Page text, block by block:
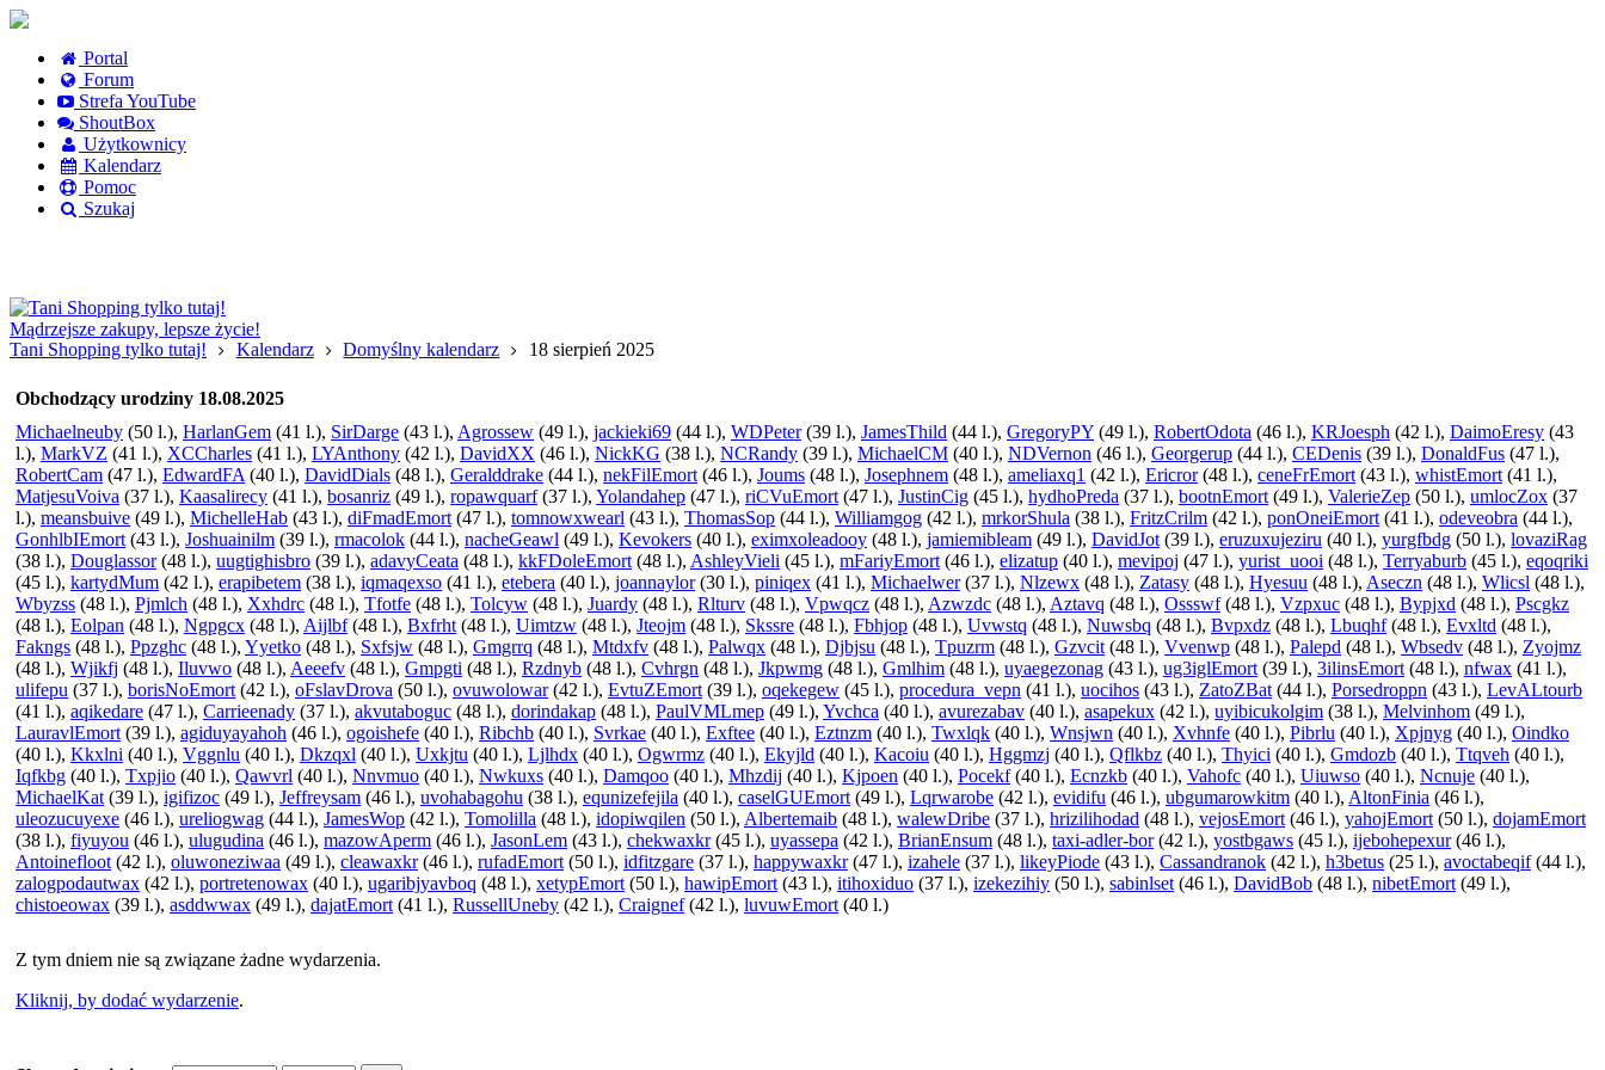
Portal
Forum
Strefa YouTube
ShoutBox
Użytkownicy
Kalendarz
Pomoc
Szukaj
Mądrzejsze zakupy, lepsze życie!
Tani Shopping tylko tutaj!
Kalendarz Domyślny kalendarz 18 sierpień 2025
Obchodzący urodziny 18.08.2025
Michaelneuby (50 l.), HarlanGem (41 l.), SirDarge (43 l.), Agrossew (49 l.), jackieki69 (44 l.), WDPeter(39 l.), JamesThild (44 l.), GregoryPY (49 l.), RobertOdota (46 l.), KRJoesph (42 l.), DaimoEresy (43
l.), MarkVZ (41 l.), XCCharles (41 l.), LYAnthony (42 l.), DavidXX (46 l.), NickKG (38 l.), NCRandy (39 l.), MichaelCM (40 l.), NDVernon (46 l.), Georgerup (44 l.), CEDenis (39 l.), DonaldFus (47 l.),
RobertCam (47 l.), EdwardFA (40 l.), DavidDials (48 l.), Geralddrake (44 l.), nekFilEmort (46 l.), Joums (48 l.), Josephnem (48 l.), ameliaxq1 (42 l.), Ericror(48 l.), ceneFrEmort (43 l.), whistEmort (41 l.),
MatjesuVoiva (37 l.), Kaasalirecy (41 l.), bosanriz (49 l.), ropawquarf(37 l.), Yolandahep (47 l.), riCVuEmort (47 l.), JustinCig (45 l.), hydhoPreda (37 l.), bootnEmort (49 l.), ValerieZep (50 l.), umlocZox (37
l.), meansbuive (49 l.), MichelleHab (43 l.), diFmadEmort (47 l.), tomnowxwearl (43 l.), ThomasSop (44 l.), Williamgog (42 l.), mrkorShula (38 l.), FritzCrilm (42 l.), ponOneiEmort (41 l.), odeveobra (44 l.),
GonhlbIEmort (43 l.), Joshuainilm (39 l.), rmacolok (44 l.), nacheGeawl (49 l.), Kevokers (40 l.), eximxoleadooy (48 l.), jamiemibleam (49 l.), DavidJot (39 l.), eruzuxujeziru (40 l.), yurgfbdg (50 l.), lovaziRag
(38 l.), Douglassor(48 l.), uugtighisbro (39 l.), adavyCeata (48 l.), kkFDoleEmort (48 l.), AshleyVieli (45 l.), mFariyEmort (46 l.), elizatup (40 l.), mevipoj (47 l.), yurist_uooi (48 l.), Terryaburb (45 l.), eqoqriki
(45 l.), kartydMum (42 l.), erapibetem (38 l.), iqmaqexso (41 l.), etebera (40 l.), joannaylor(30 l.), piniqex (41 l.), Michaelwer(37 l.), Nlzewx (48 l.), Zatasy (48 l.), Hyesuu (48 l.), Aseczn (48 l.), Wlicsl (48 l.),
Wbyzss (48 l.), Pjmlch (48 l.), Xxhdrc (48 l.), Tfotfe (48 l.), Tolcyw (48 l.), Juardy (48 l.), Rlturv (48 l.), Vpwqcz (48 l.), Azwzdc (48 l.), Aztavq (48 l.), Ossswf(48 l.), Vzpxuc (48 l.), Bypjxd (48 l.), Pscgkz
(48 l.), Eolpan (48 l.), Ngpgcx (48 l.), Aijlbf(48 l.), Bxfrht (48 l.), Uimtzw (48 l.), Jteojm (48 l.), Skssre (48 l.), Fbhjop (48 l.), Uvwstq (48 l.), Nuwsbq (48 l.), Bvpxdz (48 l.), Lbuqhf(48 l.), Evxltd (48 l.),
Fakngs (48 l.), Ppzghc (48 l.), Yyetko (48 l.), Sxfsjw (48 l.), Gmgrrq (48 l.), Mtdxfv (48 l.), Palwqx (48 l.), Djbjsu (48 l.), Tpuzrm (48 l.), Gzvcit (48 l.), Vvenwp (48 l.), Palepd (48 l.), Wbsedv (48 l.), Zyojmz
(48 l.), Wjikfj (48 l.), Iluvwo (48 l.), Aeeefv (48 l.), Gmpgti (48 l.), Rzdnyb (48 l.), Cvhrgn (48 l.), Jkpwmg (48 l.), Gmlhim (48 l.), uyaegezonag (43 l.), ug3iglEmort (39 l.), 3ilinsEmort (48 l.), nfwax (41 l.),
ulifepu (37 l.), borisNoEmort (42 l.), oFslavDrova (50 l.), ovuwolowar(42 l.), EvtuZEmort (39 l.), oqekegew (45 l.), procedura_vepn (41 l.), uocihos (43 l.), ZatoZBat (44 l.), Porsedroppn (43 l.), LevALtourb
(41 l.), aqikedare (47 l.), Carrieenady (37 l.), akvutaboguc (48 l.), dorindakap (48 l.), PaulVMLmep (49 l.), Yvchca (40 l.), avurezabav (40 l.), asapekux (42 l.), uyibicukolgim (38 l.), Melvinhom (49 l.),
LauravlEmort (39 l.), agiduyayahoh (46 l.), ogoishefe (40 l.), Ribchb (40 l.), Svrkae (40 l.), Exftee (40 l.), Eztnzm (40 l.), Twxlqk (40 l.), Wnsjwn (40 l.), Xvhnfe (40 l.), Pibrlu (40 l.), Xpjnyg (40 l.), Oindko
(40 l.), Kkxlni (40 l.), Vggnlu (40 l.), Dkzqxl (40 l.), Uxkjtu (40 l.), Ljlhdx (40 l.), Ogwrmz (40 l.), Ekyjld (40 l.), Kacoiu (40 l.), Hggmzj (40 l.), Qflkbz (40 l.), Thyici (40 l.), Gmdozb (40 l.), Ttqveh (40 l.),
Iqfkbg (40 l.), Txpjio (40 l.), Qawvrl (40 l.), Nnvmuo (40 l.), Nwkuxs (40 l.), Damqoo (40 l.), Mhzdij (40 l.), Kjpoen (40 l.), Pocekf(40 l.), Ecnzkb (40 l.), Vahofc (40 l.), Uiuwso (40 l.), Ncnuje (40 l.),
MichaelKat (39 l.), igifizoc (49 l.), Jeffreysam (46 l.), uvohabagohu (38 l.), equnizefejila (40 l.), caselGUEmort (49 l.), Lqrwarobe (42 l.), evidifu (46 l.), ubgumarowkitm (40 l.), AltonFinia (46 l.),
uleozucuyexe (46 l.), ureliogwag (44 l.), JamesWop (42 l.), Tomolilla (48 l.), idopiwqilen (50 l.), Albertemaib (48 l.), walewDribe (37 l.), hrizilihodad (48 l.), vejosEmort (46 l.), yahojEmort (50 l.), dojamEmort
(38 l.), fiyuyou (46 l.), ulugudina (46 l.), mazowAperm (46 l.), JasonLem (43 l.), chekwaxkr(45 l.), uyassepa (42 l.), BrianEnsum (48 l.), taxi-adler-bor(42 l.), yostbgaws (45 l.), ijebohepexur(46 l.),
Antoinefloot (42 l.), oluwoneziwaa (49 l.), cleawaxkr(46 l.), rufadEmort (50 l.), idfitzgare (37 l.), happywaxkr(47 l.), izahele (37 l.), likeyPiode (43 l.), Cassandranok (42 l.), h3betus (25 l.), avoctabeqif(44 l.),
zalogpodautwax (42 l.), portretenowax (40 l.), ugaribjyavboq (48 l.), xetypEmort (50 l.), hawipEmort (43 l.), itihoxiduo (37 l.), izekezihiy (50 l.), sabinlset (46 l.), DavidBob (48 l.), nibetEmort (49 l.),
chistoeowax (39 l.), asddwwax (49 l.), dajatEmort (41 l.), RussellUneby (42 l.), Craignef(42 l.), luvuwEmort (40 l.)
Z tym dniem nie są związane żadne wydarzenia.
Kliknij, by dodać wydarzenie.